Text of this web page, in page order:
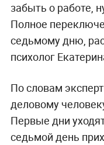
забыть о работе,
Полное
седьмому дню,
психолог
По словам
деловому
Первые дни
седьмой день